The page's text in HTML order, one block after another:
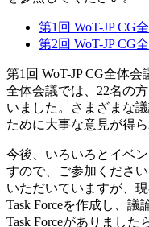
第1回 WoT-JP CG
第2回 WoT-JP CG
第1回 WoT-JP CG全体会
全体会議では、22名の
いました。さまざまな
ために大事な意見が得ら
今後、いろいろとイベ
すので、ご参加くださ
いただいていますが、
Task Forceを作成し、
Task Forceがありました